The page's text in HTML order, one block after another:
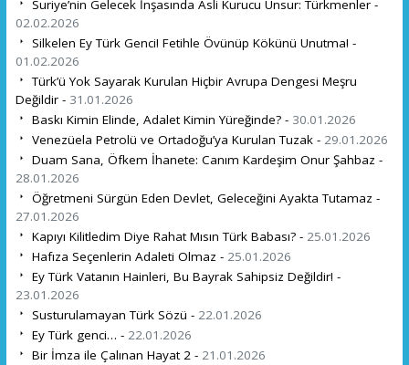
Suriye’nin Gelecek İnşasında Asli Kurucu Unsur: Türkmenler -
02.02.2026
Silkelen Ey Türk Genci! Fetihle Övünüp Kökünü Unutma! -
01.02.2026
Türk’ü Yok Sayarak Kurulan Hiçbir Avrupa Dengesi Meşru
Değildir - 31.01.2026
Baskı Kimin Elinde, Adalet Kimin Yüreğinde? - 30.01.2026
Venezüela Petrolü ve Ortadoğu’ya Kurulan Tuzak - 29.01.2026
Duam Sana, Öfkem İhanete: Canım Kardeşim Onur Şahbaz -
28.01.2026
Öğretmeni Sürgün Eden Devlet, Geleceğini Ayakta Tutamaz -
27.01.2026
Kapıyı Kilitledim Diye Rahat Mısın Türk Babası? - 25.01.2026
Hafıza Seçenlerin Adaleti Olmaz - 25.01.2026
Ey Türk Vatanın Hainleri, Bu Bayrak Sahipsiz Değildir! -
23.01.2026
Susturulamayan Türk Sözü - 22.01.2026
Ey Türk genci… - 22.01.2026
Bir İmza ile Çalınan Hayat 2 - 21.01.2026